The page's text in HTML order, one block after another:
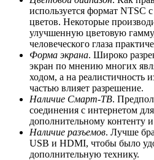
используется формат NTSC
цветов. Некоторые
улучшенную цветовую
человеческого глаза
Форма экрана. Широко
экран по мнению многих
ходом, а на реалистичность
частью влияет разрешение.
Наличие Смарт-ТВ.
соединения с интернетом
дополнительному контенту
Наличие разъемов. Лучше
USB и HDMI, чтобы было
дополнительную технику.